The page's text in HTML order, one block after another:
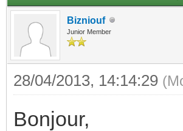
Bizniouf
Junior Member
28/04/2013, 14:14:29
Bonjour,